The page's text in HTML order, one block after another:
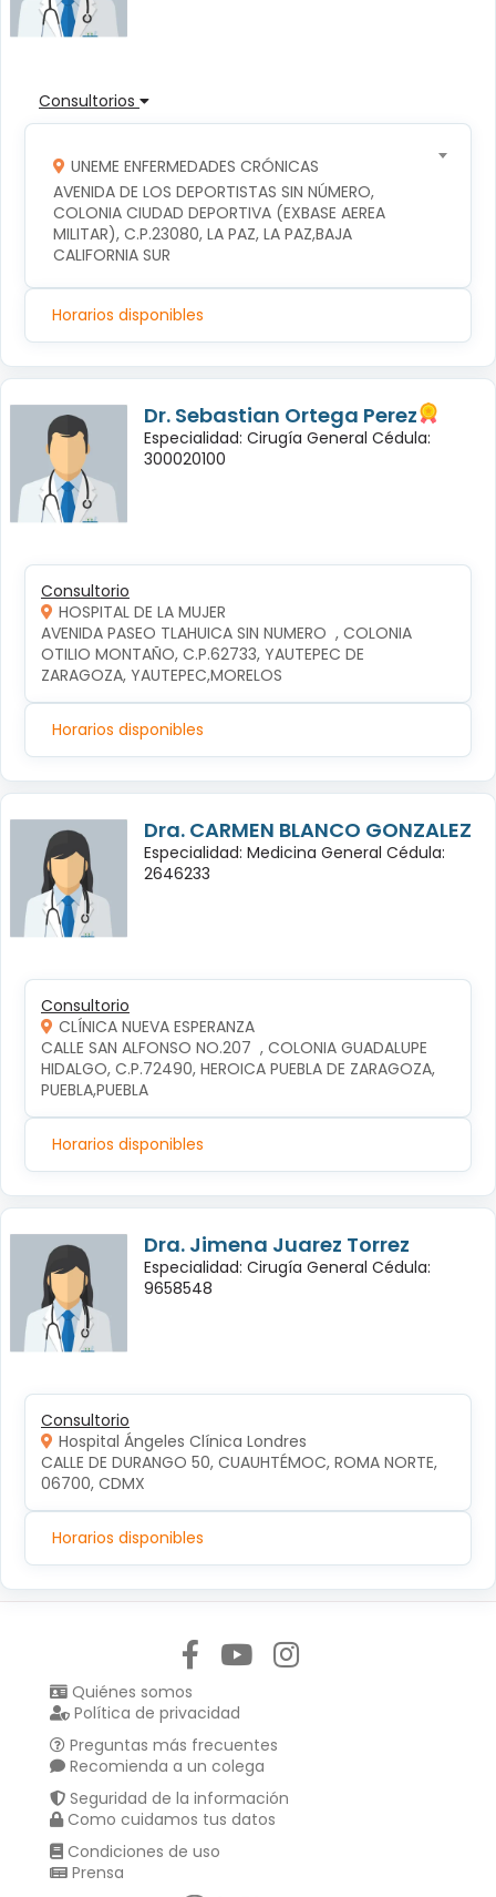
Consultorios
UNEME ENFERMEDADES CRÓNICAS
AVENIDA DE LOS DEPORTISTAS SIN NÚMERO,
COLONIA CIUDAD DEPORTIVA (EXBASE AEREA
MILITAR), C.P.23080, LA PAZ, LA PAZ,BAJA
CALIFORNIA SUR
Horarios disponibles
Dr. Sebastian Ortega Perez
Especialidad: Cirugía General Cédula:
300020100
Consultorio
HOSPITAL DE LA MUJER
AVENIDA PASEO TLAHUICA SIN NUMERO  , COLONIA
OTILIO MONTAÑO, C.P.62733, YAUTEPEC DE
ZARAGOZA, YAUTEPEC,MORELOS
Horarios disponibles
Dra. CARMEN BLANCO GONZALEZ
Especialidad: Medicina General Cédula:
2646233
Consultorio
CLÍNICA NUEVA ESPERANZA
CALLE SAN ALFONSO NO.207  , COLONIA GUADALUPE
HIDALGO, C.P.72490, HEROICA PUEBLA DE ZARAGOZA,
PUEBLA,PUEBLA
Horarios disponibles
Dra. Jimena Juarez Torrez
Especialidad: Cirugía General Cédula:
9658548
Consultorio
Hospital Ángeles Clínica Londres
CALLE DE DURANGO 50, CUAUHTÉMOC, ROMA NORTE,
06700, CDMX
Horarios disponibles
Quiénes somos
Política de privacidad
Preguntas más frecuentes
Recomienda a un colega
Seguridad de la información
Como cuidamos tus datos
Condiciones de uso
Prensa